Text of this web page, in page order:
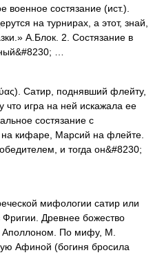
военное состязание (ист.).
на турнирах, а этот, знай,
А.Блок. 2. Состязание в
…
Сатир, поднявший флейту,
игра на ней искажала ее
состязание с
кифаре, Марсий на флейте.
и тогда он&#8230;
мифологии сатир или
Древнее божество
Аполлоном. По мифу, М.
Афиной (богиня бросила